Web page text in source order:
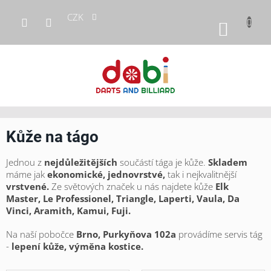
obsah
CZK
KOŠÍK
Kůže na tágo
Jednou z nejdůležitějších součástí tága je kůže. Skladem
máme jak ekonomické, jednovrstvé, tak i nejkvalitnější
vrstvené. Ze světových značek u nás najdete kůže Elk
Master, Le Professionel, Triangle, Laperti, Vaula, Da
Vinci, Aramith, Kamui, Fuji.
Na naší pobočce Brno, Purkyňova 102a provádíme servis tág
- lepení kůže, výměna kostice.